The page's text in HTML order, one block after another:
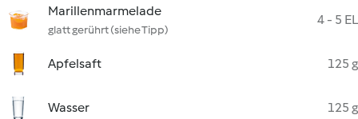
Marillenmarmelade
glatt gerührt (siehe Tipp)
4 - 5 EL
Apfelsaft 125 g
Wasser 125 g